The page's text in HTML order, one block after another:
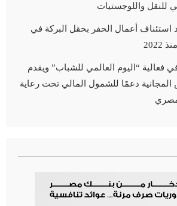
للنقل واللوجستيات
استئناف أعمال الحفر بحقل البركة في
“اليوم العالمي للشباب” ويقدم
المجانية دعمًا للشمول المالي تحت رعاية